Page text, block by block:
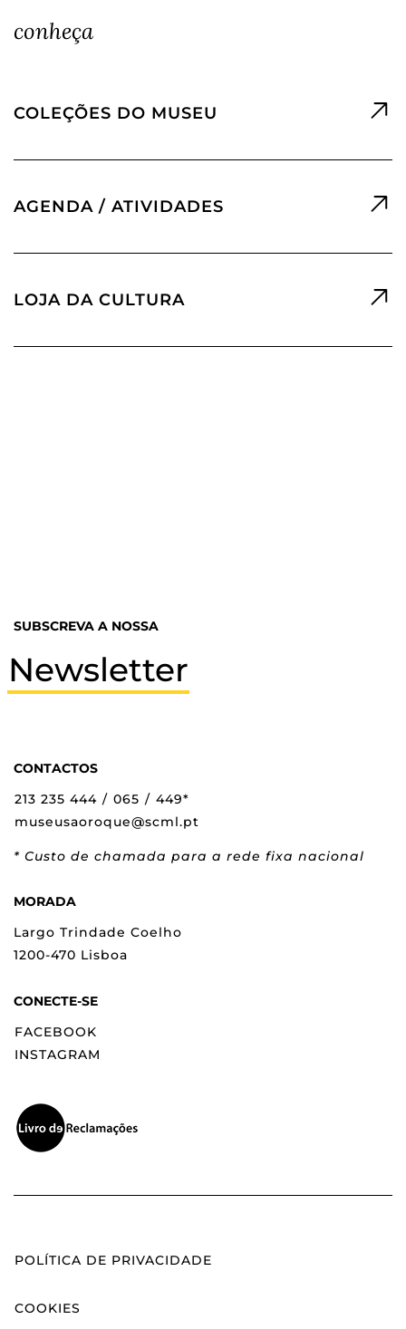
conheça
COLEÇÕES DO MUSEU
AGENDA / ATIVIDADES
LOJA DA CULTURA
SUBSCREVA A NOSSA
Newsletter
CONTACTOS
213 235 444 / 065 / 449*
museusaoroque@scml.pt
* Custo de chamada para a rede fixa nacional
MORADA
Largo Trindade Coelho
1200-470 Lisboa
CONECTE-SE
FACEBOOK
INSTAGRAM
POLÍTICA DE PRIVACIDADE
COOKIES